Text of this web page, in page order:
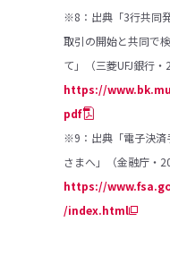
※8：出典「3行共同
取引の開始と共同で
て」（三菱UFJ銀行・
https://
pdf
※9：出典「電子決済
さまへ」（金融庁・
https://
/index.html